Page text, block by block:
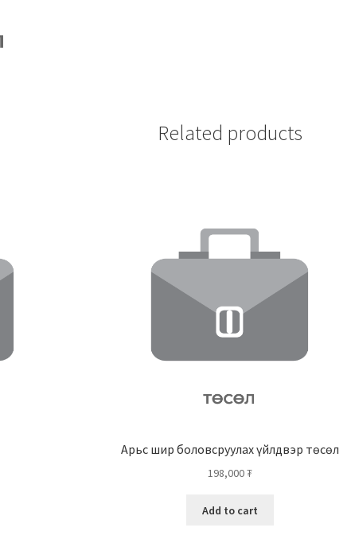
Related products
Арьс шир боловсруулах үйлдвэр төсөл
198,000₮
Add to cart